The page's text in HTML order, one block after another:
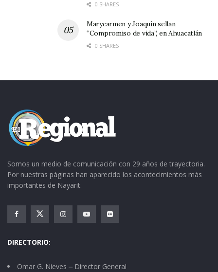
0 SHARES
Marycarmen y Joaquín sellan
“Compromiso de vida”, en Ahuacatlán
0 SHARES
Somos un medio de comunicación con 29 años de trayectoria.
Por nuestras páginas han aparecido los acontecimientos más
importantes de Nayarit.
DIRECTORIO:
Omar G. Nieves ⏤ Director General